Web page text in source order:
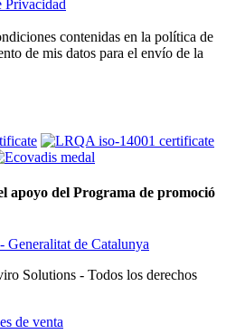
Privacidad
contenidas en la política de
de mis datos para el envío de la
apoyo del Programa de promoció
Solutions - Todos los derechos
de venta